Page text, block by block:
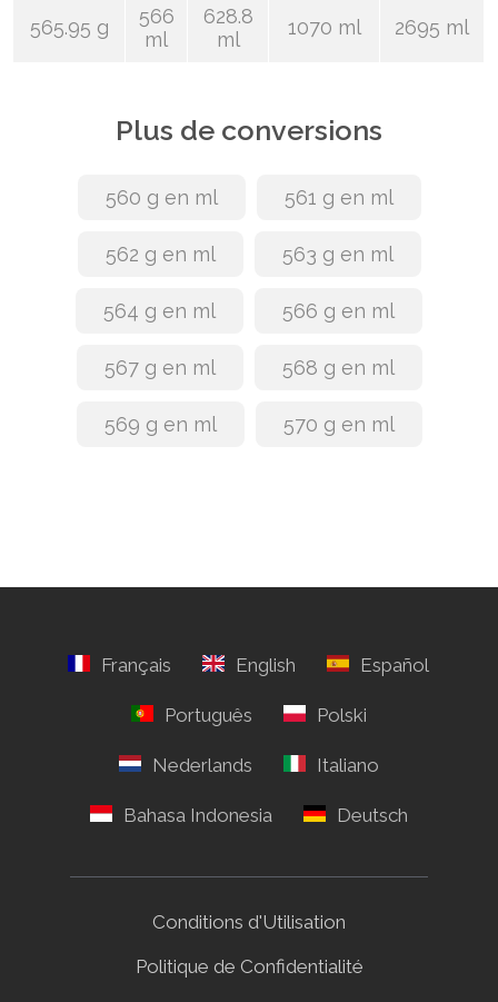
565.95 g
566
ml
628.8
ml
1070 ml 2695 ml
Plus de conversions
560 g en ml 561 g en ml
562 g en ml 563 g en ml
564 g en ml 566 g en ml
567 g en ml 568 g en ml
569 g en ml 570 g en ml
Conditions d'Utilisation
Politique de Confidentialité